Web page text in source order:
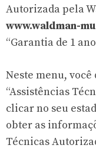
Autorizada pela
www.waldman-
“Garantia de 1
Neste menu,
“Assistências
clicar no seu
obter as
Técnicas